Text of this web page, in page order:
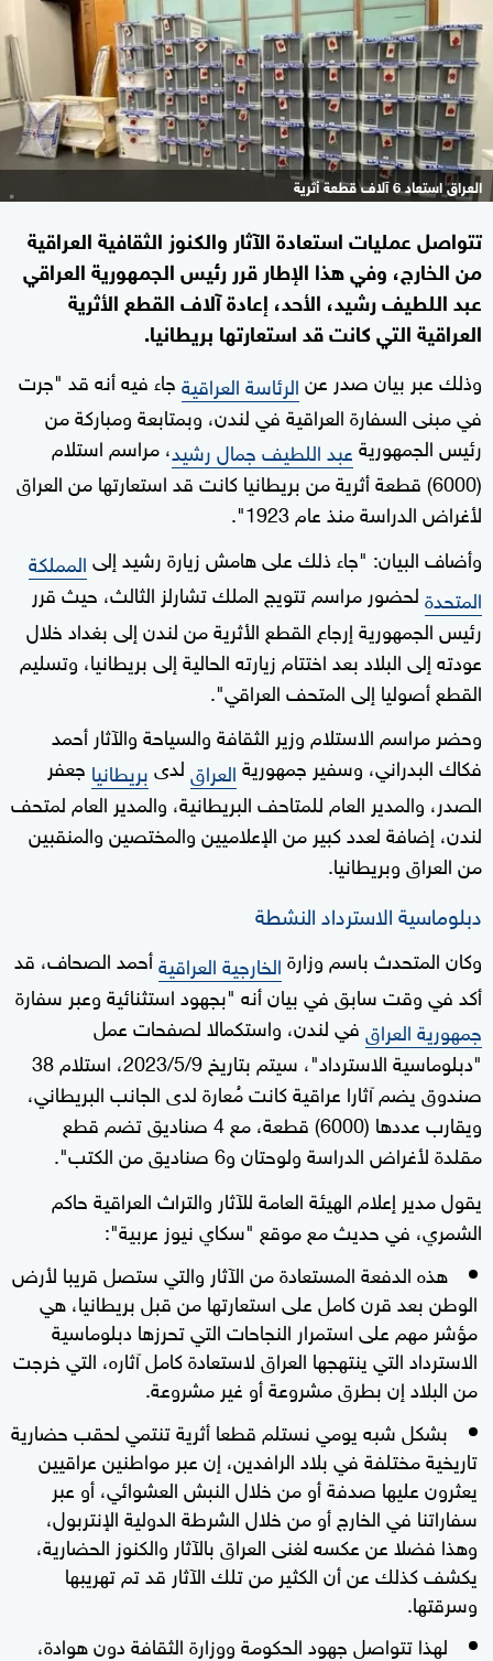
العراق استعاد 6 آلاف قطعة أثرية
تتواصل عمليات استعادة الآثار والكنوز الثقافية العراقية
من الخارج، وفي هذا الإطار قرر رئيس الجمهورية العراقي
عبد اللطيف رشيد، الأحد، إعادة آلاف القطع الأثرية
العراقية التي كانت قد استعارتها بريطانيا.
وذلك عبر بيان صدر عنالرئاسة العراقيةجاء فيه أنه قد "جرت
في مبنى السفارة العراقية في لندن، وبمتابعة ومباركة من
رئيس الجمهوريةعبد اللطيف جمال رشيد، مراسم استلام
(6000) قطعة أثرية من بريطانيا كانت قد استعارتها من العراق
لأغراض الدراسة منذ عام 1923".
وأضاف البيان: "جاء ذلك على هامش زيارة رشيد إلىالمملكة
المتحدةلحضور مراسم تتويج الملك تشارلز الثالث، حيث قرر
رئيس الجمهورية إرجاع القطع الأثرية من لندن إلى بغداد خلال
عودته إلى البلاد بعد اختتام زيارته الحالية إلى بريطانيا، وتسليم
القطع أصوليا إلى المتحف العراقي".
وحضر مراسم الاستلام وزير الثقافة والسياحة والآثار أحمد
فكاك البدراني، وسفير جمهوريةالعراقلدىبريطانيا جعفر
الصدر، والمدير العام للمتاحف البريطانية، والمدير العام لمتحف
لندن، إضافة لعدد كبير من الإعلاميين والمختصين والمنقبين
من العراق وبريطانيا.
دبلوماسية الاسترداد النشطة
وكان المتحدث باسم وزارةالخارجية العراقيةأحمد الصحاف، قد
أكد في وقت سابق في بيان أنه "بجهود استثنائية وعبر سفارة
جمهورية العراقفي لندن، واستكمالا لصفحات عمل
"دبلوماسية الاسترداد"، سيتم بتاريخ 2023/5/9، استلام 38
صندوق يضم آثارا عراقية كانت مُعارة لدى الجانب البريطاني،
ويقارب عددها (6000) قطعة، مع 4 صناديق تضم قطع
مقلدة لأغراض الدراسة ولوحتان و6 صناديق من الكتب".
يقول مدير إعلام الهيئة العامة للآثار والتراث العراقية حاكم
الشمري، في حديث مع موقع "سكاي نيوز عربية":
هذه الدفعة المستعادة من الآثار والتي ستصل قريبا لأرض
الوطن بعد قرن كامل على استعارتها من قبل بريطانيا، هي
مؤشر مهم على استمرار النجاحات التي تحرزها دبلوماسية
الاسترداد التي ينتهجها العراق لاستعادة كامل آثاره، التي خرجت
من البلاد إن بطرق مشروعة أو غير مشروعة.
بشكل شبه يومي نستلم قطعا أثرية تنتمي لحقب حضارية
تاريخية مختلفة في بلاد الرافدين، إن عبر مواطنين عراقيين
يعثرون عليها صدفة أو من خلال النبش العشوائي، أو عبر
سفاراتنا في الخارج أو من خلال الشرطة الدولية الإنتربول،
وهذا فضلا عن عكسه لغنى العراق بالآثار والكنوز الحضارية،
يكشف كذلك عن أن الكثير من تلك الآثار قد تم تهريبها
وسرقتها.
لهذا تتواصل جهود الحكومة ووزارة الثقافة دون هوادة،